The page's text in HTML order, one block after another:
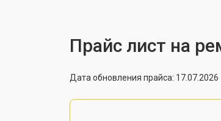
Прайс лист на
Дата обновления прайса: 17.07.2026